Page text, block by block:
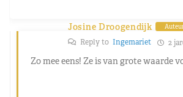
Josine Droogendijk
Reply to Ingemariet 2
Zo mee eens! Ze is van grote waarde